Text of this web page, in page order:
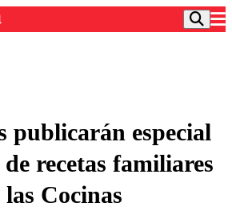
TV
publicarán especial
recetas familiares
Cocinas